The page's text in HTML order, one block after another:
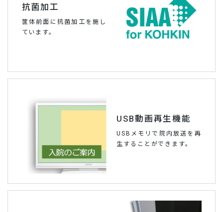
抗菌加工
筐体前面に抗菌加工を施し
ています。
USB動画再生機能
USBメモリで院内放送を再
生することができます。